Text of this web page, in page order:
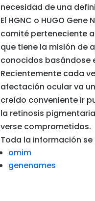
necesidad de una
El HGNC o HUGO
comité perteneciente
que tiene la misión de
conocidos basándose
Recientemente cada
afectación ocular va
creído conveniente ir
la retinosis
verse comprometidos.
Toda la información
omim
genenames